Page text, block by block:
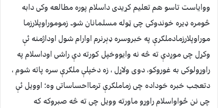
ووایاست تاسو هم تعلیم کړیدی داسلام پوره مطالعه وکی دابه
څومره ډیره خوندوکی چی ټوله مسلمانان شو۔ زموموراوپلارزما
موراوپلارزمادملګرې په خبروسره ډېرنرم اوارام شول اوداژمنه ئې
وکړل چی موږدې ته څه نه وایووخپل کورته دې راشی اوداسلام په
راوړولوکی به غوروکو، دوی ولاړل ، زه دخپلې ملګرې سره پاته شوم ،
دتعجب خبره خوداده چی زماملګرې ترمااحساساتی وه؛ اوویل ئې
چی نن ځواواسلام راوړو ماورته وویل چی ته څه صبروکه که